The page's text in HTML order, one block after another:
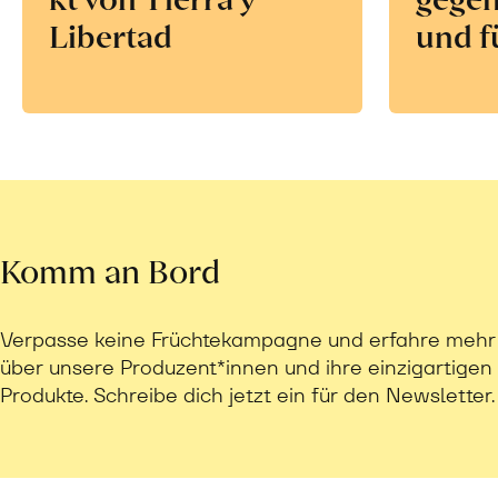
Libertad
und
Komm an Bord
Verpasse keine Früchtekampagne und erfahre mehr
über unsere Produzent*innen und ihre einzigartigen
Produkte. Schreibe dich jetzt ein für den Newsletter.